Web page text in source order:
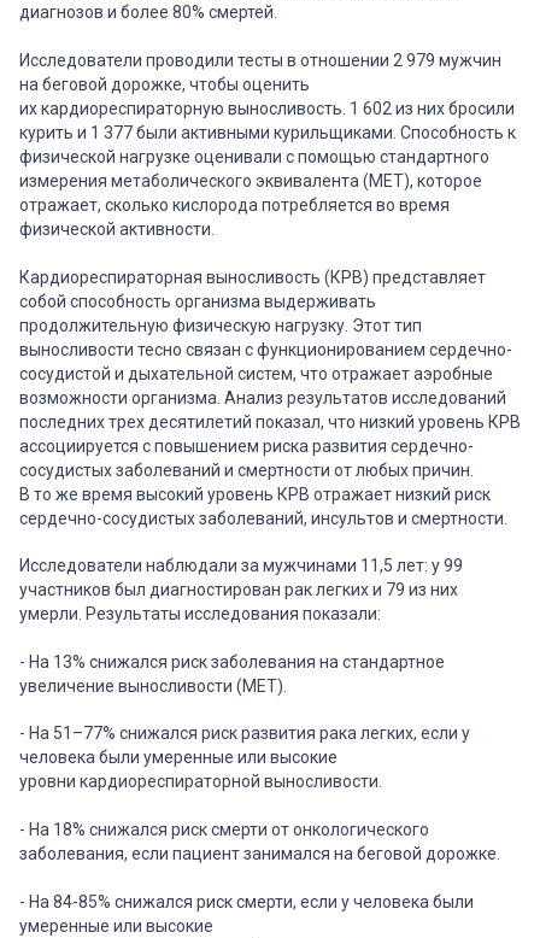
диагнозов и более 80% смертей.
Исследователи проводили тесты в отношении 2 979 мужчин
на беговой дорожке, чтобы оценить
их кардиореспираторную выносливость. 1 602 из них бросили
курить и 1 377 были активными курильщиками. Способность к
физической нагрузке оценивали с помощью стандартного
измерения метаболического эквивалента (MET), которое
отражает, сколько кислорода потребляется во время
физической активности.
Кардиореспираторная выносливость (КРВ) представляет
собой способность организма выдерживать
продолжительную физическую нагрузку. Этот тип
выносливости тесно связан с функционированием сердечно-
сосудистой и дыхательной систем, что отражает аэробные
возможности организма. Анализ результатов исследований
последних трех десятилетий показал, что низкий уровень КРВ
ассоциируется с повышением риска развития сердечно-
сосудистых заболеваний и смертности от любых причин.
В то же время высокий уровень КРВ отражает низкий риск
сердечно-сосудистых заболеваний, инсультов и смертности.
Исследователи наблюдали за мужчинами 11,5 лет: у 99
участников был диагностирован рак легких и 79 из них
умерли. Результаты исследования показали:
- На 13% снижался риск заболевания на стандартное
увеличение выносливости (МЕТ).
- На 51–77% снижался риск развития рака легких, если у
человека были умеренные или высокие
уровни кардиореспираторной выносливости.
- На 18% снижался риск смерти от онкологического
заболевания, если пациент занимался на беговой дорожке.
- На 84-85% снижался риск смерти, если у человека были
умеренные или высокие